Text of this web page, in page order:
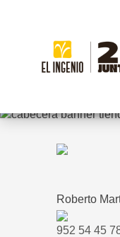
Roberto
952 54 45